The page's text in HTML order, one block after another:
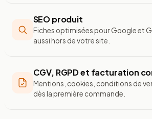
SEO produit
Fiches optimisées pour Google et
aussi hors de votre site.
CGV, RGPD et facturation
Mentions, cookies, conditions de
dès la première commande.